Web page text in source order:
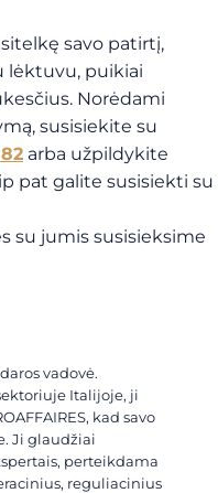
savo patirtį,
lėktuvu, puikiai
Norėdami
susisiekite su
arba užpildykite
pat galite susisiekti su
su jumis susisieksime
vadovė.
Italijoje, ji
kad savo
Ji glaudžiai
perteikdama
reguliacinius